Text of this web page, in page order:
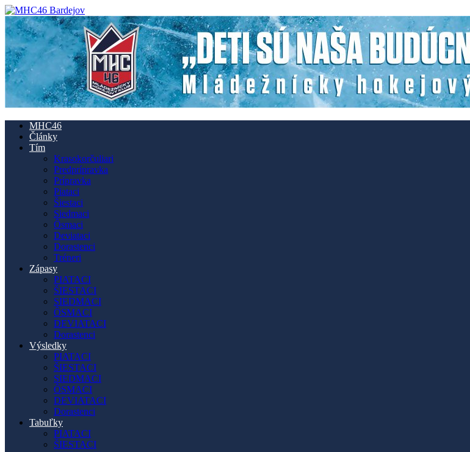
MHC46
Články
Tím
Krasokorčuliari
Predprípravka
Prípravka
Piataci
Šiestaci
Siedmaci
Ôsmaci
Deviataci
Dorastenci
Tréneri
Zápasy
PIATACI
ŠIESTACI
SIEDMACI
ÔSMACI
DEVIATACI
Dorastenci
Výsledky
PIATACI
ŠIESTACI
SIEDMACI
ÔSMACI
DEVIATACI
Dorastenci
Tabuľky
PIATACI
ŠIESTACI